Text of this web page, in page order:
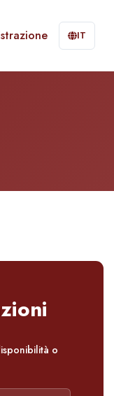
IT
o